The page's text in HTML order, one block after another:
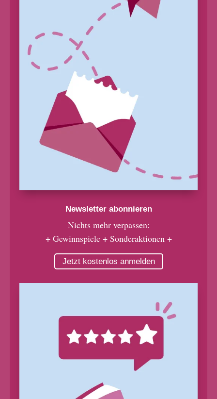
Newsletter abonnieren
Nichts mehr verpassen:
+ Gewinnspiele + Sonderaktionen +
Jetzt kostenlos anmelden